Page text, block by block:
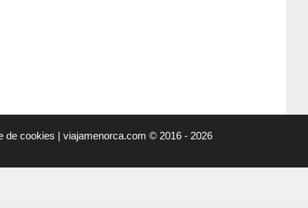
de cookies | viajamenorca.com© 2016 - 2026